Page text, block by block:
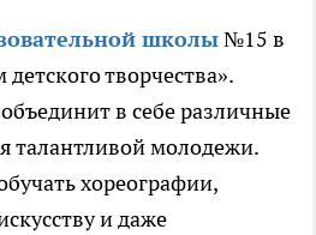
школы№15 в
творчества».
в себе различные
талантливой молодежи.
хореографии,
и даже